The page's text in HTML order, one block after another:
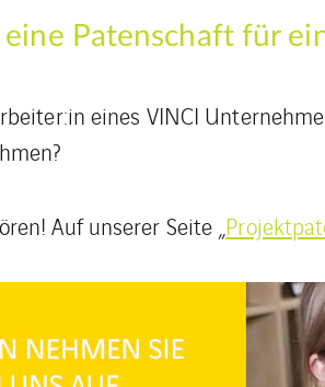
Patenschaft für
eines VINCI
Auf unserer Seite „